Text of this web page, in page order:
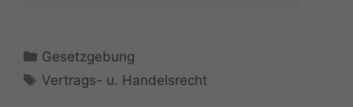
Kategorien
Gesetzgebung
Schlagwörter
Vertrags- u. Handelsrecht